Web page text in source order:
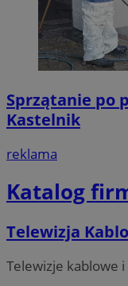
Sprzątanie po
Kastelnik
reklama
Katalog
Telewizja
Telewizje kablowe